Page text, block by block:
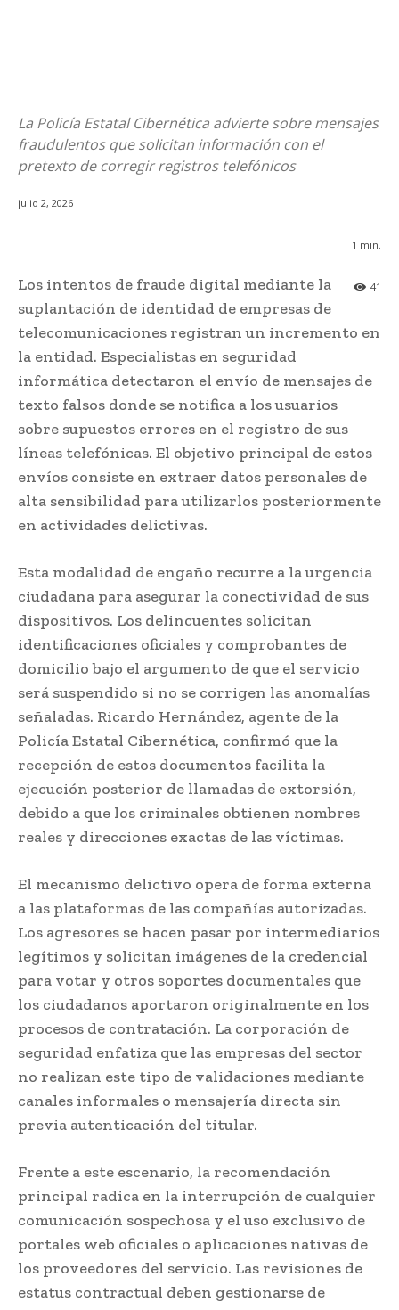
La Policía Estatal Cibernética advierte sobre mensajes
fraudulentos que solicitan información con el
pretexto de corregir registros telefónicos
julio 2, 2026
1 min.
41
Los intentos de fraude digital mediante la
suplantación de identidad de empresas de
telecomunicaciones registran un incremento en
la entidad. Especialistas en seguridad
informática detectaron el envío de mensajes de
texto falsos donde se notifica a los usuarios
sobre supuestos errores en el registro de sus
líneas telefónicas. El objetivo principal de estos
envíos consiste en extraer datos personales de
alta sensibilidad para utilizarlos posteriormente
en actividades delictivas.
Esta modalidad de engaño recurre a la urgencia
ciudadana para asegurar la conectividad de sus
dispositivos. Los delincuentes solicitan
identificaciones oficiales y comprobantes de
domicilio bajo el argumento de que el servicio
será suspendido si no se corrigen las anomalías
señaladas. Ricardo Hernández, agente de la
Policía Estatal Cibernética, confirmó que la
recepción de estos documentos facilita la
ejecución posterior de llamadas de extorsión,
debido a que los criminales obtienen nombres
reales y direcciones exactas de las víctimas.
El mecanismo delictivo opera de forma externa
a las plataformas de las compañías autorizadas.
Los agresores se hacen pasar por intermediarios
legítimos y solicitan imágenes de la credencial
para votar y otros soportes documentales que
los ciudadanos aportaron originalmente en los
procesos de contratación. La corporación de
seguridad enfatiza que las empresas del sector
no realizan este tipo de validaciones mediante
canales informales o mensajería directa sin
previa autenticación del titular.
Frente a este escenario, la recomendación
principal radica en la interrupción de cualquier
comunicación sospechosa y el uso exclusivo de
portales web oficiales o aplicaciones nativas de
los proveedores del servicio. Las revisiones de
estatus contractual deben gestionarse de